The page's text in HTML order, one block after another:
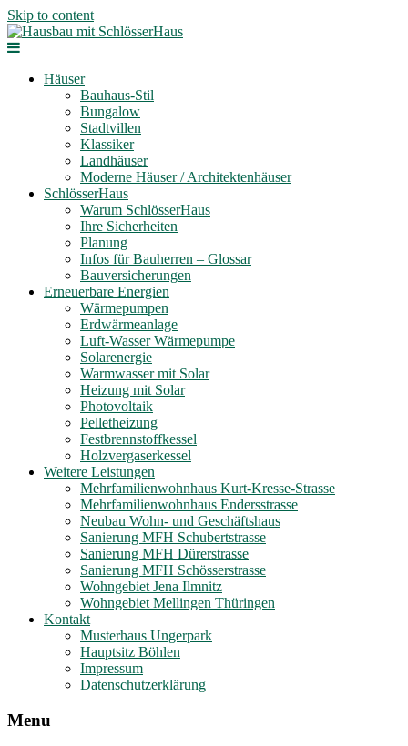
Skip to content
Häuser
Bauhaus-Stil
Bungalow
Stadtvillen
Klassiker
Landhäuser
Moderne Häuser / Architektenhäuser
SchlösserHaus
Warum SchlösserHaus
Ihre Sicherheiten
Planung
Infos für Bauherren – Glossar
Bauversicherungen
Erneuerbare Energien
Wärmepumpen
Erdwärmeanlage
Luft-Wasser Wärmepumpe
Solarenergie
Warmwasser mit Solar
Heizung mit Solar
Photovoltaik
Pelletheizung
Festbrennstoffkessel
Holzvergaserkessel
Weitere Leistungen
Mehrfamilienwohnhaus Kurt-Kresse-Strasse
Mehrfamilienwohnhaus Endersstrasse
Neubau Wohn- und Geschäftshaus
Sanierung MFH Schubertstrasse
Sanierung MFH Dürerstrasse
Sanierung MFH Schösserstrasse
Wohngebiet Jena Ilmnitz
Wohngebiet Mellingen Thüringen
Kontakt
Musterhaus Ungerpark
Hauptsitz Böhlen
Impressum
Datenschutzerklärung
Menu